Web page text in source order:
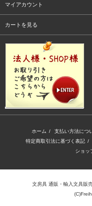
マイアカウント
カートを見る
ホーム / 支払い方法につ
特定商取引法に基づく表記 /
ショッ
文房具 通販・輸入文具販